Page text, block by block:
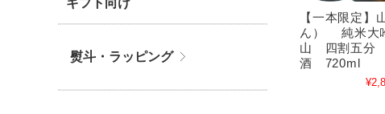
【一本限定】
ん） 純米
山 四割五分
酒 720ml
ギフト向け
熨斗・ラッピング